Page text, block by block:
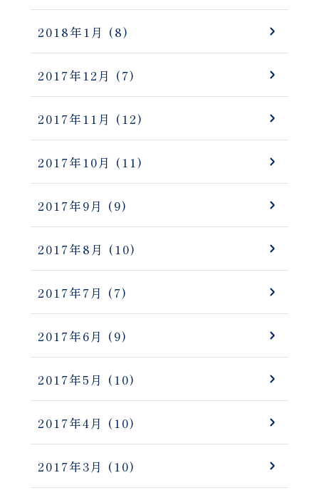
2018年1月 (8)
2017年12月 (7)
2017年11月 (12)
2017年10月 (11)
2017年9月 (9)
2017年8月 (10)
2017年7月 (7)
2017年6月 (9)
2017年5月 (10)
2017年4月 (10)
2017年3月 (10)